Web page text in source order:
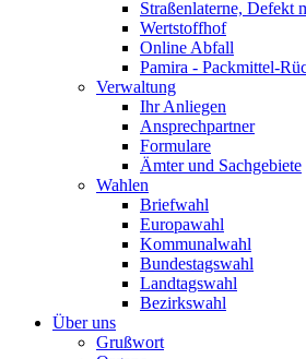
Straßenlaterne, Defekt
Wertstoffhof
Online Abfall
Pamira - Packmittel-
Verwaltung
Ihr Anliegen
Ansprechpartner
Formulare
Ämter und Sachgebiete
Wahlen
Briefwahl
Europawahl
Kommunalwahl
Bundestagswahl
Landtagswahl
Bezirkswahl
Über uns
Grußwort